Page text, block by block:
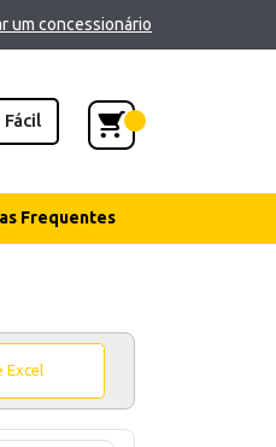
um concessionário
Frequentes
Excel